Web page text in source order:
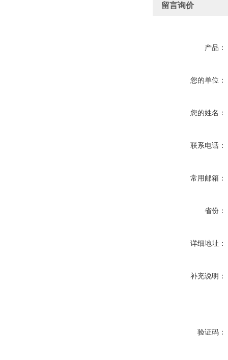
留言询价
产品：
您的单位：
您的姓名：
联系电话：
常用邮箱：
省份：
详细地址：
补充说明：
验证码：